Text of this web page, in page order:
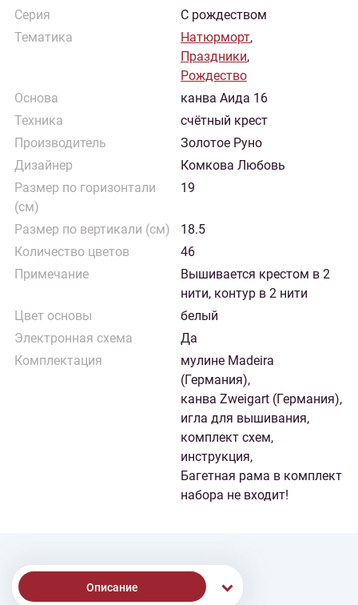
Серия
С рождеством
Тематика
Натюрморт,
Праздники,
Рождество
Основа
канва Аида 16
Техника
счётный крест
Производитель
Золотое Руно
Дизайнер
Комкова Любовь
Размер по горизонтали
(см)
19
Размер по вертикали (см)
18.5
Количество цветов
46
Примечание
Вышивается крестом в 2
нити, контур в 2 нити
Цвет основы
белый
Электронная схема
Да
Комплектация
мулине Madeira
(Германия),
канва Zweigart (Германия),
игла для вышивания,
комплект схем,
инструкция,
Багетная рама в комплект
набора не входит!
Описание